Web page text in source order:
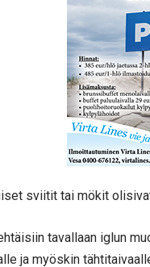
sviitit tai mökit
tavallaan iglun
ja myöskin